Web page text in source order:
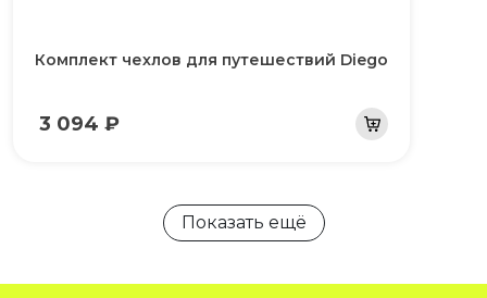
Комплект чехлов для путешествий Diego
3 094 ₽
Показать ещё